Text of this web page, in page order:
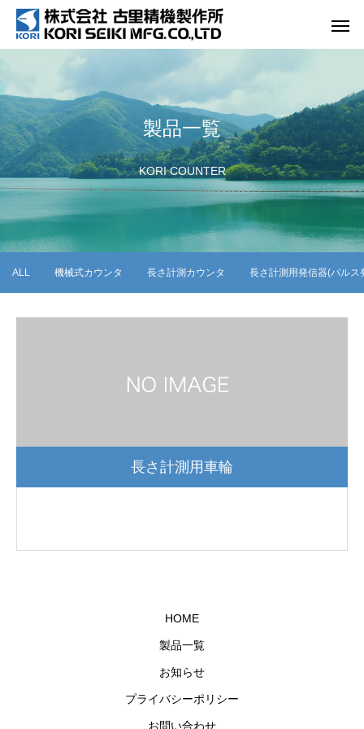
製品一覧
KORI COUNTER
ALL 機械式カウンタ 長さ計測カウンタ 長さ計測用発信器(パルス
長さ計測用車輪
HOME
製品一覧
お知らせ
プライバシーポリシー
お問い合わせ